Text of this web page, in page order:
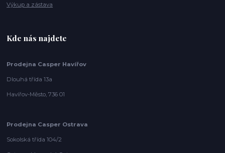
Výkup a zástava
Kde nás najdete
Prodejna Casper Havířov
Dlouhá třída 13a
Havířov-Město, 736 01
Prodejna Casper Ostrava
Sokolská třída 104/2